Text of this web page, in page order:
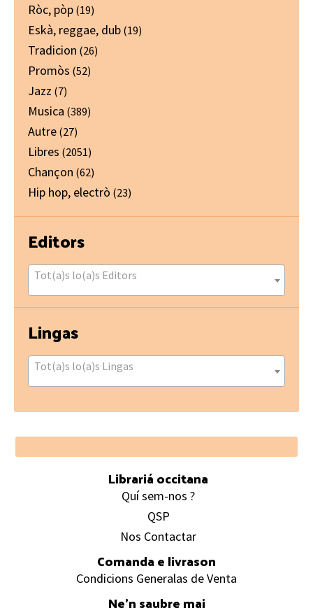
Ròc, pòp (19)
Eskà, reggae, dub (19)
Tradicion (26)
Promòs (52)
Jazz (7)
Musica (389)
Autre (27)
Libres (2051)
Chançon (62)
Hip hop, electrò (23)
Editors
Tot(a)s lo(a)s Editors
Lingas
Tot(a)s lo(a)s Lingas
Footer
Librariá occitana
Quí sem-nos ?
QSP
Nos Contactar
Comanda e livrason
Condicions Generalas de Venta
Ne’n saubre mai